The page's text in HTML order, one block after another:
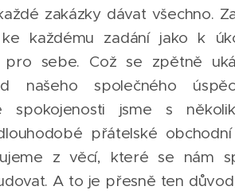
zakázky dávat všechno.
každému zadání jako k
pro sebe. Což se zpětně
našeho společného
spokojenosti jsme s
přátelské
z věcí, které se nám
A to je přesně ten